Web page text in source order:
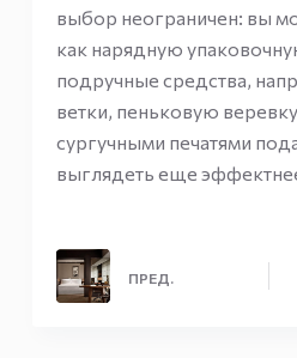
выбор неограничен: вы
как нарядную
подручные средства,
ветки, пеньковую
сургучными печатями
выглядеть еще
ПРЕД.